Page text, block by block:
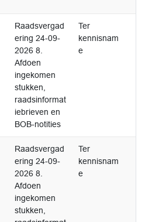
Raadsvergad
ering 24-09-
2026 8.
Afdoen
ingekomen
stukken,
raadsinformat
iebrieven en
BOB-notities
Ter
kennisnam
e
Raadsvergad
ering 24-09-
2026 8.
Afdoen
ingekomen
stukken,
Ter
kennisnam
e